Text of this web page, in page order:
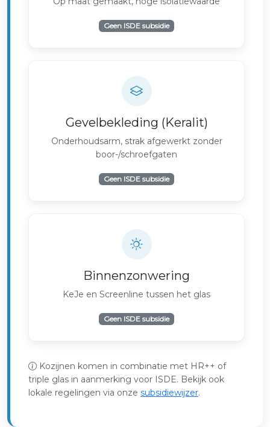
Geen ISDE subsidie
Gevelbekleding (Keralit)
Onderhoudsarm, strak afgewerkt zonder
boor-/schroefgaten
Geen ISDE subsidie
Binnenzonwering
KeJe en Screenline tussen het glas
Geen ISDE subsidie
Kozijnen komen in combinatie met HR++ of
triple glas in aanmerking voor ISDE. Bekijk ook
lokale regelingen via onze subsidiewijzer.